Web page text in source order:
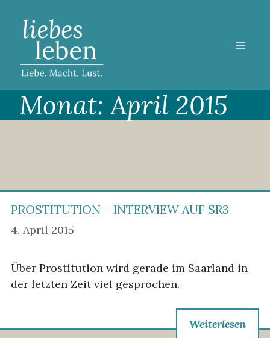
Inhalt
springen
Monat:April 2015
PROSTITUTION – INTERVIEW AUF SR3
4. April 2015
Über Prostitution wird gerade im Saarland in
der letzten Zeit viel gesprochen.
Weiterlesen